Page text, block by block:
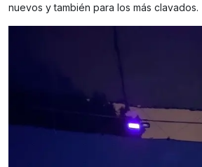
nuevos y también para los más clavados.